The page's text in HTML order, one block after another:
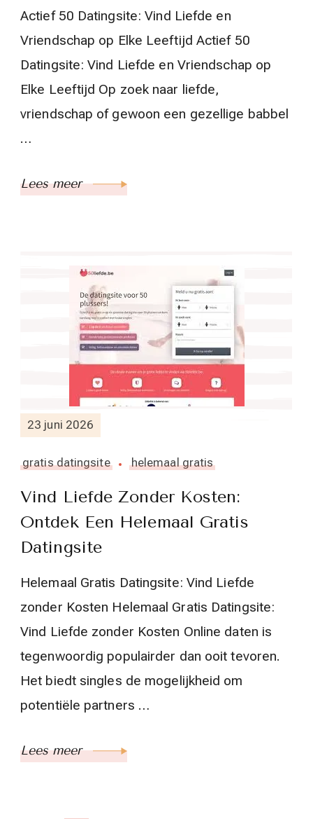
Actief 50 Datingsite: Vind Liefde en
Vriendschap op Elke Leeftijd Actief 50
Datingsite: Vind Liefde en Vriendschap op
Elke Leeftijd Op zoek naar liefde,
vriendschap of gewoon een gezellige babbel
…
Lees meer
23 juni 2026
gratis datingsite helemaal gratis
Vind Liefde Zonder Kosten:
Ontdek Een Helemaal Gratis
Datingsite
Helemaal Gratis Datingsite: Vind Liefde
zonder Kosten Helemaal Gratis Datingsite:
Vind Liefde zonder Kosten Online daten is
tegenwoordig populairder dan ooit tevoren.
Het biedt singles de mogelijkheid om
potentiële partners …
Lees meer